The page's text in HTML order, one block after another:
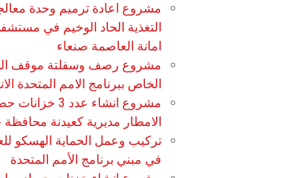
مشروع اعادة ترميم وحدة
التغذية الحاد الوخيم في
امانة العاصمة صنعاء
مشروع رصف وسفلتة موقف
الخاص ببرنامج الامم المتحدة
مشروع انشاء عدد 3
الامطار مديرية كعيدنة
تركيب وعمل الحماية الهسكو
في مبني برنامج الأمم المتحدة